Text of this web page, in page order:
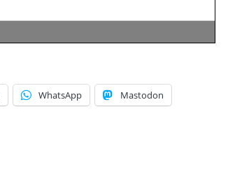
WhatsApp Mastodon